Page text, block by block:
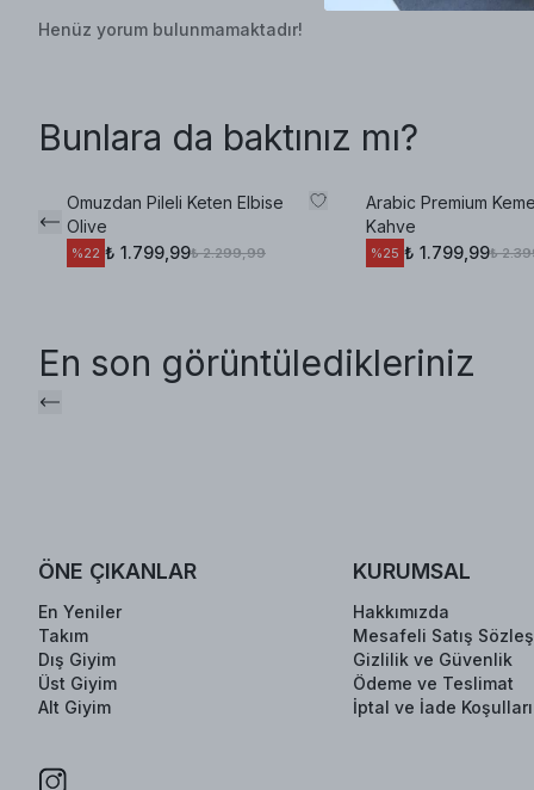
Henüz yorum bulunmamaktadır!
Bunlara da baktınız mı?
Omuzdan Pileli Keten Elbise
Olive
%22 ₺ 1.799,99₺ 2.299,99
Arabic Premium
Kahve
%25 ₺ 1.799,99₺
En son görüntüledikleriniz
ÖNE ÇIKANLAR
En Yeniler
Takım
Dış Giyim
Üst Giyim
Alt Giyim
KURUMSAL
Hakkımızda
Mesafeli Satış
Gizlilik ve Güvenlik
Ödeme ve Teslimat
İptal ve İade Koşulları